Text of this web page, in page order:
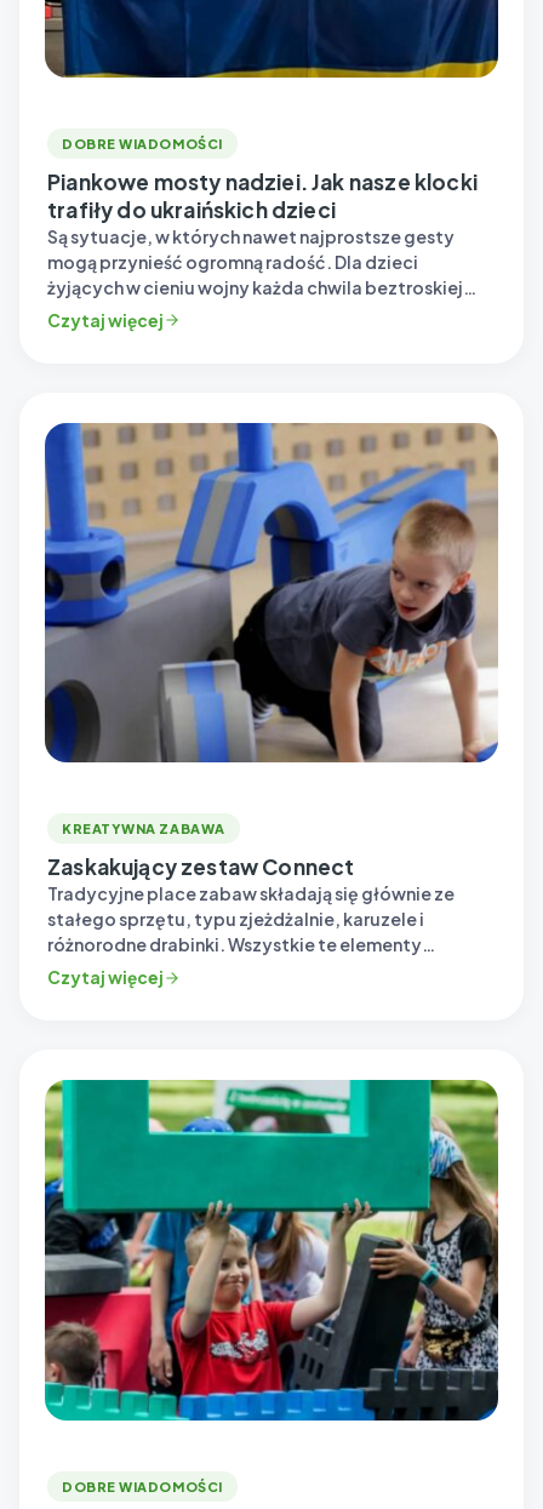
DOBRE WIADOMOŚCI
Piankowe mosty nadziei. Jak nasze klocki
trafiły do ukraińskich dzieci
Są sytuacje, w których nawet najprostsze gesty
mogą przynieść ogromną radość. Dla dzieci
żyjących w cieniu wojny każda chwila beztroskiej…
Czytaj więcej
KREATYWNA ZABAWA
Zaskakujący zestaw Connect
Tradycyjne place zabaw składają się głównie ze
stałego sprzętu, typu zjeżdżalnie, karuzele i
różnorodne drabinki. Wszystkie te elementy
koncentrują się…
Czytaj więcej
DOBRE WIADOMOŚCI